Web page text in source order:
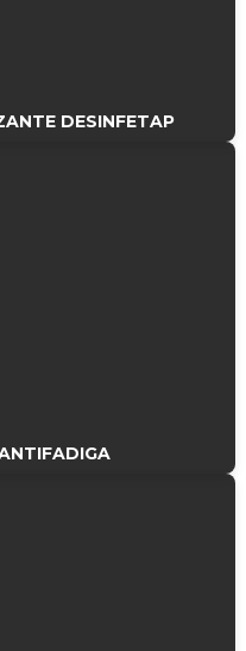
DESINFETAP